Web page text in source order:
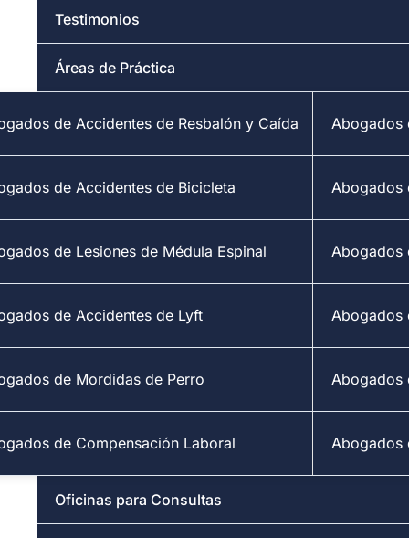
Testimonios
Áreas de Práctica
de Accidentes de Resbalón y Caída Abogados
de Accidentes de Bicicleta Abogados
de Lesiones de Médula Espinal Abogados
de Accidentes de Lyft Abogados
de Mordidas de Perro Abogados
de Compensación Laboral Abogados
Oficinas para Consultas